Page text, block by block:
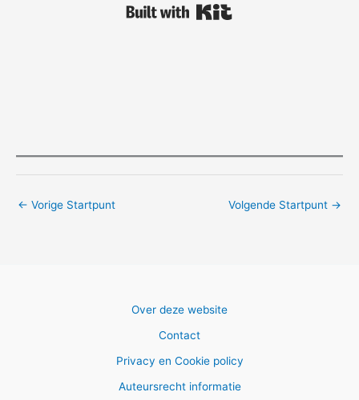
← Vorige Startpunt Volgende Startpunt →
Over deze website
Contact
Privacy en Cookie policy
Auteursrecht informatie